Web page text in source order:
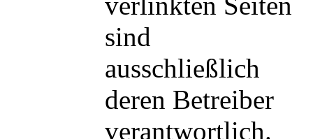
sind
ausschließlich
deren Betreiber
verantwortlich.